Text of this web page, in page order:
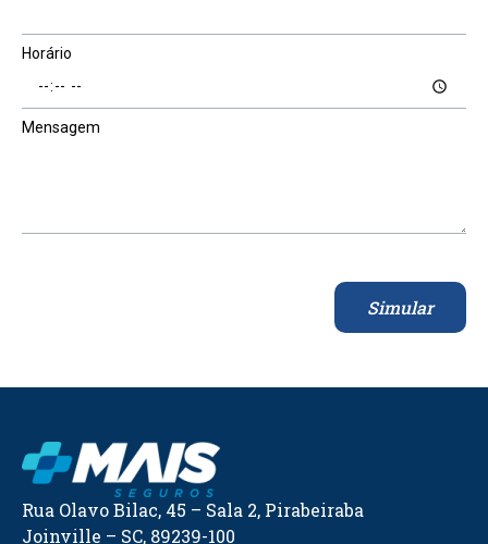
Horário
Mensagem
Simular
Rua Olavo Bilac, 45 – Sala 2, Pirabeiraba
Joinville – SC, 89239-100